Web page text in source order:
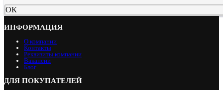
ОК
ИНФОРМАЦИЯ
О компании
Контакты
Реквизиты компании
Вакансии
Блог
ДЛЯ ПОКУПАТЕЛЕЙ